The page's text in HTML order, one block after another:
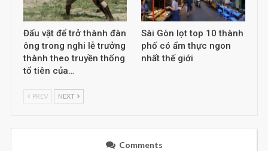
Đấu vật để trở thành đàn
ông trong nghi lễ trưởng
thành theo truyền thống
tổ tiên của…
Sài Gòn lọt top 10 thành
phố có ẩm thực ngon
nhất thế giới
PREV NEXT
Comments